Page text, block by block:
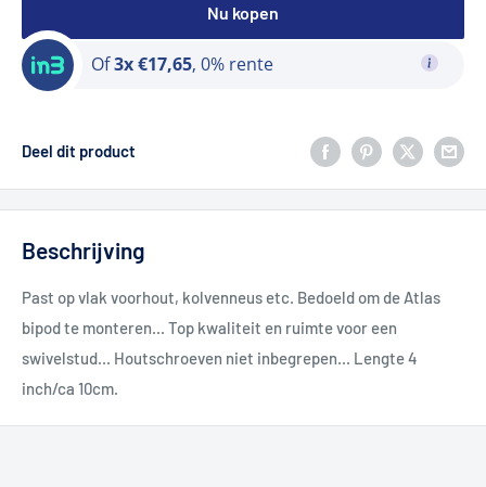
Nu kopen
Of3x €17,65, 0% rente
Deel dit product
Beschrijving
Past op vlak voorhout, kolvenneus etc. Bedoeld om de Atlas
bipod te monteren... Top kwaliteit en ruimte voor een
swivelstud... Houtschroeven niet inbegrepen... Lengte 4
inch/ca 10cm.